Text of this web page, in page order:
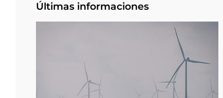
Últimas informaciones